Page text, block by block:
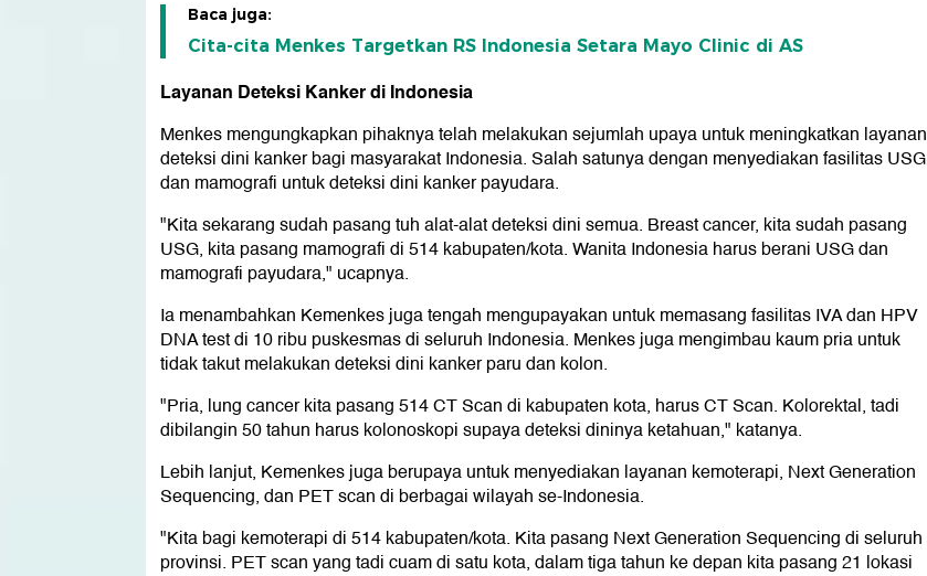
Baca juga:
Cita-cita Menkes Targetkan RS Indonesia Setara Mayo Clinic di AS
Layanan Deteksi Kanker di Indonesia
Menkes mengungkapkan pihaknya telah melakukan sejumlah upaya untuk meningkatkan layanan
deteksi dini kanker bagi masyarakat Indonesia. Salah satunya dengan menyediakan fasilitas USG
dan mamografi untuk deteksi dini kanker payudara.
"Kita sekarang sudah pasang tuh alat-alat deteksi dini semua. Breast cancer, kita sudah pasang
USG, kita pasang mamografi di 514 kabupaten/kota. Wanita Indonesia harus berani USG dan
mamografi payudara," ucapnya.
Ia menambahkan Kemenkes juga tengah mengupayakan untuk memasang fasilitas IVA dan HPV
DNA test di 10 ribu puskesmas di seluruh Indonesia. Menkes juga mengimbau kaum pria untuk
tidak takut melakukan deteksi dini kanker paru dan kolon.
"Pria, lung cancer kita pasang 514 CT Scan di kabupaten kota, harus CT Scan. Kolorektal, tadi
dibilangin 50 tahun harus kolonoskopi supaya deteksi dininya ketahuan," katanya.
Lebih lanjut, Kemenkes juga berupaya untuk menyediakan layanan kemoterapi, Next Generation
Sequencing, dan PET scan di berbagai wilayah se-Indonesia.
"Kita bagi kemoterapi di 514 kabupaten/kota. Kita pasang Next Generation Sequencing di seluruh
provinsi. PET scan yang tadi cuam di satu kota, dalam tiga tahun ke depan kita pasang 21 lokasi